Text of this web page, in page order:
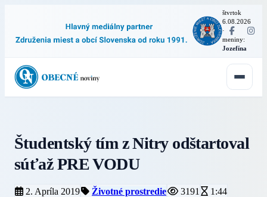
štvrtok
6.08.2026
·
meniny:
Jozefína
Študentský tím z Nitry odštartoval
súťaž PRE VODU
2. Apríla 2019 Životné prostredie 3191 1:44